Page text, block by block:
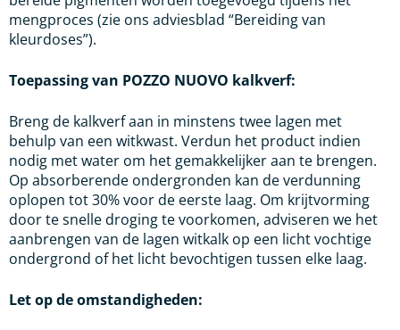
mengproces (zie ons adviesblad “Bereiding van
kleurdoses”).
Toepassing van POZZO NUOVO kalkverf:
Breng de kalkverf aan in minstens twee lagen met
behulp van een witkwast. Verdun het product indien
nodig met water om het gemakkelijker aan te brengen.
Op absorberende ondergronden kan de verdunning
oplopen tot 30% voor de eerste laag. Om krijtvorming
door te snelle droging te voorkomen, adviseren we het
aanbrengen van de lagen witkalk op een licht vochtige
ondergrond of het licht bevochtigen tussen elke laag.
Let op de omstandigheden: